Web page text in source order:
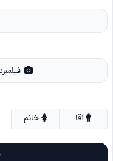
فیلمبرداری همایش و رویدادها
خانم